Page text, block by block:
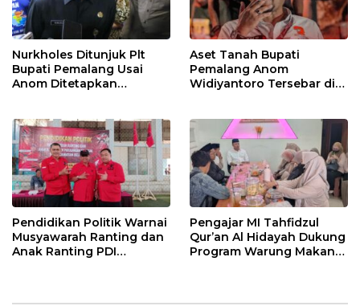
Nurkholes Ditunjuk Plt
Bupati Pemalang Usai
Anom Ditetapkan
Aset Tanah Bupati
Pemalang Anom
Widiyantoro Tersebar di
Pendidikan Politik Warnai
Musyawarah Ranting dan
Anak Ranting PDI
Pengajar MI Tahfidzul
Qur’an Al Hidayah Dukung
Program Warung Makan